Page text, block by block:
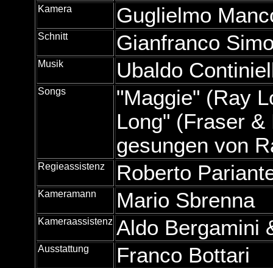
Kamera Guglielmo
Schnitt Gianfranco
Musik Ubaldo
Songs
"Maggie" (Ray
Long" (Fraser
gesungen von
Regieassistenz Roberto
Kameramann Mario Sbrenna
Kameraassistenz Aldo Bergamini
Ausstattung Franco Bottari